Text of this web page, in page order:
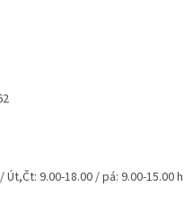
9.00-18.00 / pá: 9.00-15.00 h